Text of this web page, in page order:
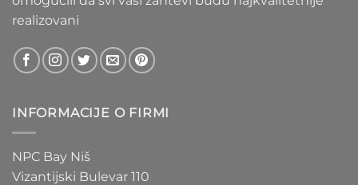
realizovani
INFORMACIJE O FIRMI
NPC Bay Niš
Vizantijski Bulevar 110